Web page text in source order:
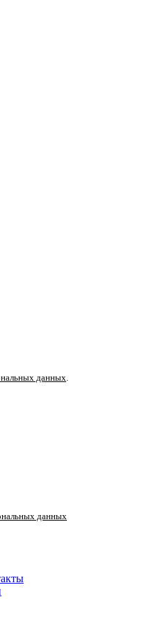
данных.
данных